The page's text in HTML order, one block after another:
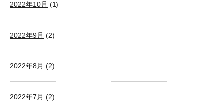
2022年10月 (1)
2022年9月 (2)
2022年8月 (2)
2022年7月 (2)